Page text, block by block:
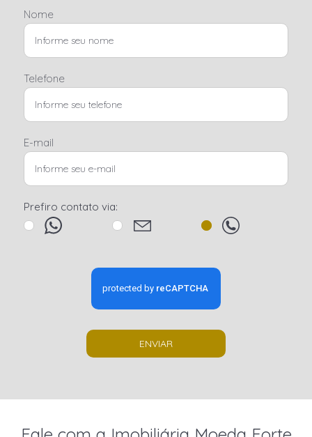
Nome
Telefone
E-mail
Prefiro contato via:
ENVIAR